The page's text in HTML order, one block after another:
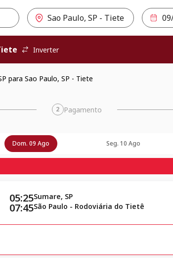
Inverter
para Sao Paulo, SP - Tiete
2 Pagamento
Dom. 09 Ago Seg. 10 Ago
05:25
07:45
Sumare, SP
São Paulo - Rodoviária do Tietê